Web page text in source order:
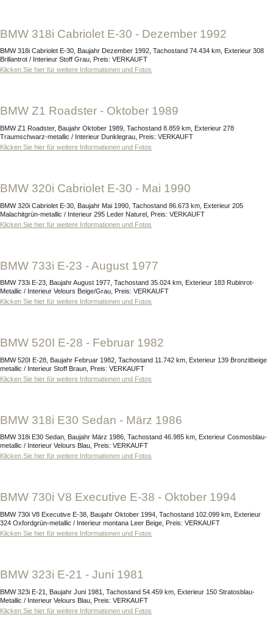
BMW 318i Cabriolet E-30 - Dezember 1992
BMW 318i Cabriolet E-30, Baujahr Dezember 1992, Tachostand 74.434 km, Exterieur 308
Brillantrot / Interieur Stoff Grau, Preis: VERKAUFT
Klicken Sie hier für weitere Informationen und Fotos
BMW Z1 Roadster - Oktober 1989
BMW Z1 Roadster, Baujahr Oktober 1989, Tachostand 8.859 km, Exterieur 278
Traumschwarz-metallic / Interieur Dunklegrau, Preis: VERKAUFT
Klicken Sie hier für weitere Informationen und Fotos
BMW 320i Cabriolet E-30 - Mai 1990
BMW 320i Cabriolet E-30, Baujahr Mai 1990, Tachostand 86.673 km, Exterieur 205
Malachitgrün-metallic / Interieur 295 Leder Naturel, Preis: VERKAUFT
Klicken Sie hier für weitere Informationen und Fotos
BMW 733i E-23 - August 1977
BMW 733i E-23, Baujahr August 1977, Tachostand 35.024 km, Exterieur 183 Rubinrot-
Metallic / Interieur Velours Beige/Grau, Preis: VERKAUFT
Klicken Sie hier für weitere Informationen und Fotos
BMW 520I E-28 - Februar 1982
BMW 520I E-28, Baujahr Februar 1982, Tachostand 11.742 km, Exterieur 139 Bronzitbeige
metallic / Interieur Stoff Braun, Preis: VERKAUFT
Klicken Sie hier für weitere Informationen und Fotos
BMW 318i E30 Sedan - März 1986
BMW 318i E30 Sedan, Baujahr März 1986, Tachostand 46.985 km, Exterieur Cosmosblau-
metallic / Interieur Velours Blau, Preis: VERKAUFT
Klicken Sie hier für weitere Informationen und Fotos
BMW 730i V8 Executive E-38 - Oktober 1994
BMW 730i V8 Executive E-38, Baujahr Oktober 1994, Tachostand 102.099 km, Exterieur
324 Oxfordgrün-metallic / Interieur montana Leer Beige, Preis: VERKAUFT
Klicken Sie hier für weitere Informationen und Fotos
BMW 323i E-21 - Juni 1981
BMW 323i E-21, Baujahr Juni 1981, Tachostand 54.459 km, Exterieur 150 Stratosblau-
Metallic / Interieur Velours Blau, Preis: VERKAUFT
Klicken Sie hier für weitere Informationen und Fotos